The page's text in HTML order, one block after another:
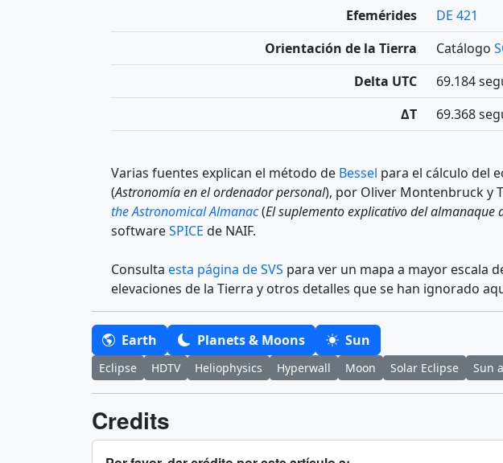
Efemérides
DE 421
Orientación de la Tierra
Catálogo
Delta UTC
69.184
ΔT
69.368
Varias fuentes explican el método de Bessel para el cálculo del
(Astronomía en el ordenador personal), por Oliver Montenbruck y
the Astronomical Almanac(El suplemento explicativo del almanaque
softwareSPICE de NAIF.
Consulta esta página de SVS para ver un mapa a mayor escala
elevaciones de la Tierra y otros detalles que se han ignorado
Earth Planets & Moons Sun
Eclipse HDTV Heliophysics Hyperwall Moon Solar Eclipse Sun
Credits